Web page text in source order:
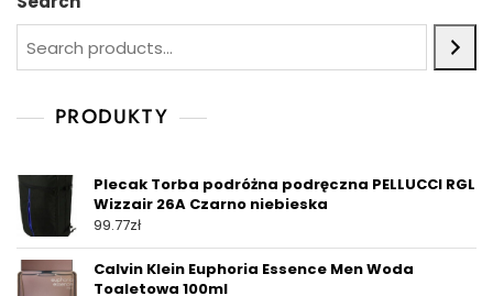
PRODUKTY
Plecak Torba podróżna podręczna PELLUCCI RGL
Wizzair 26A Czarno niebieska
99.77zł
Calvin Klein Euphoria Essence Men Woda
Toaletowa 100ml